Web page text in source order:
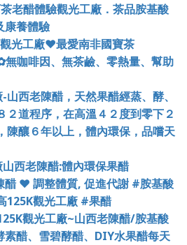
老醋體驗觀光工廠．茶品胺基酸
康養體驗
觀光工廠❤最愛南非國寶茶
無咖啡因、無茶鹼、零熱量、幫助
-山西老陳醋，天然果醋經蒸、酵、
２道程序，在高溫４２度到零下２
陳釀６年以上，體內環保，品嚐天
西老陳醋:體內環保果醋
醋 ❤ 調整體質, 促進代謝 #胺基酸
125K觀光工廠 #果醋
觀光工廠~山西老陳醋/胺基酸
醋、雪碧酵醋、 DIY水果醋每天